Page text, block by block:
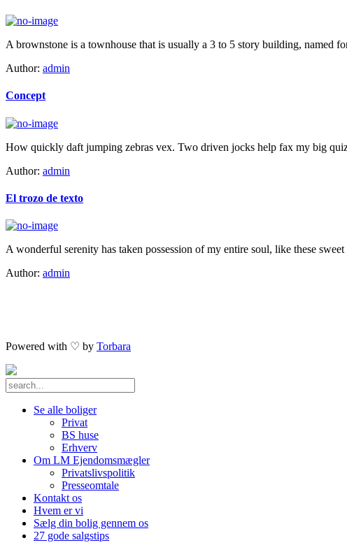
A brownstone is a townhouse that is usually a 3 to 5 story building, named
Author: admin
Concept
How quickly daft jumping zebras vex. Two driven jocks help fax my big
Author: admin
El trozo de texto
A wonderful serenity has taken possession of my entire soul, like these
Author: admin
Powered with ♡ by Torbara
Se alle boliger
Privat
BS huse
Erhverv
Om LM Ejendomsmægler
Privatslivspolitik
Presseomtale
Kontakt os
Hvem er vi
Sælg din bolig gennem os
27 gode salgstips